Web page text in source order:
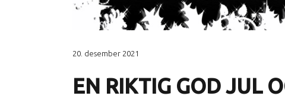
20. desember 2021
EN RIKTIG GOD JUL